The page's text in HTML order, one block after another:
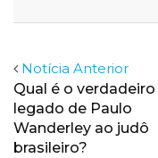
Notícia Anterior
Qual é o verdadeiro
legado de Paulo
Wanderley ao judô
brasileiro?